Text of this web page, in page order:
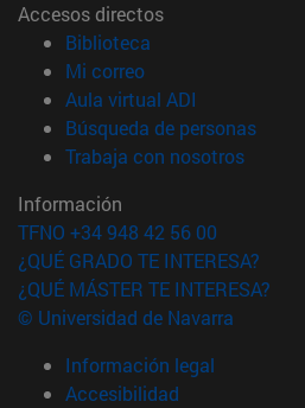
Accesos directos
Biblioteca
Mi correo(abre en nueva
Aula virtual ADI
Búsqueda de personas(abre
Trabaja con nosotros(abre
Información
TFNO +34 948 42 56 00
¿QUÉ GRADO TE INTERESA?
¿QUÉ MÁSTER TE INTERESA?
© Universidad de Navarra
Información legal
Accesibilidad